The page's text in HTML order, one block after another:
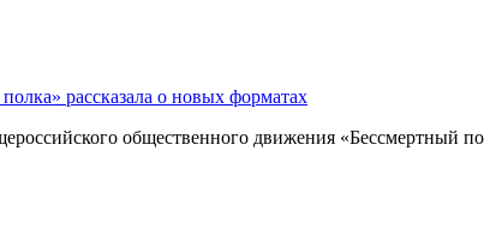
рассказала о новых форматах
общественного движения «Бессмертный